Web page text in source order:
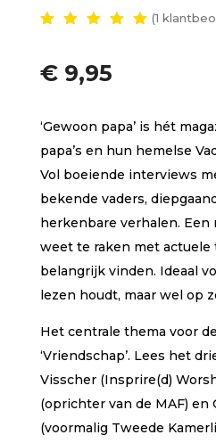
5.00
op 5
waarder
ing
(1
€9,95
‘Gewoon papa’ is hét
papa’s en hun hemelse
Vol boeiende interviews
bekende vaders,
herkenbare verhalen. Een
weet te raken met actuele
belangrijk vinden. Ideaal
lezen houdt, maar wel op
Het centrale thema voor
‘Vriendschap’. Lees het
Visscher (Insprire(d)
(oprichter van de MAF) en
(voormalig Tweede